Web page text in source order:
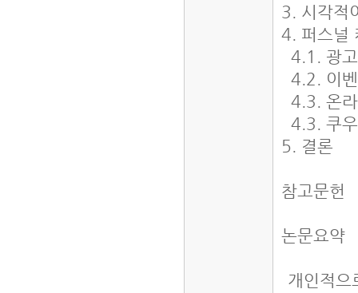
3. 시각적
4. 퍼스널
4.1. 광
4.2. 이
4.3. 온
4.3. 쿠
5. 결론
참고문헌
논문요약
개인적